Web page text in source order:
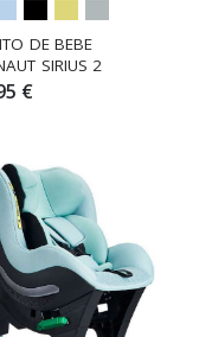
DE BEBE
SIRIUS 2
€